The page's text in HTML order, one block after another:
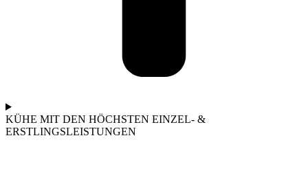
KÜHE MIT DEN HÖCHSTEN EINZEL- &
ERSTLINGSLEISTUNGEN